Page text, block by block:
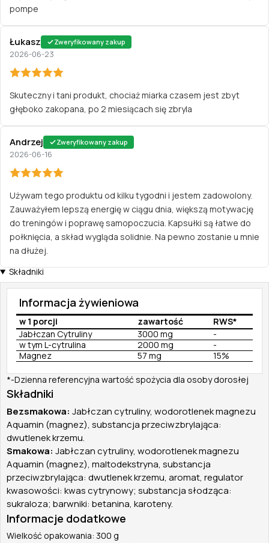
pompe
Łukasz Zweryfikowany zakup
2026-06-23
Skuteczny i tani produkt, chociaż miarka czasem jest zbyt
głęboko zakopana, po 2 miesiącach się zbryla
Andrzej Zweryfikowany zakup
2026-06-16
Używam tego produktu od kilku tygodni i jestem zadowolony.
Zauważyłem lepszą energię w ciągu dnia, większą motywację
do treningów i poprawę samopoczucia. Kapsułki są łatwe do
połknięcia, a skład wygląda solidnie. Na pewno zostanie u mnie
na dłużej.
Składniki
Informacja żywieniowa
w 1 porcji zawartość
RWS*
Jabłczan Cytruliny
3000 mg
-
w tym L-cytrulina
2000 mg
-
Magnez
57 mg 15%
*-Dzienna referencyjna wartość spożycia dla osoby dorosłej
Składniki
Bezsmakowa: Jabłczan cytruliny, wodorotlenek magnezu
Aquamin (magnez), substancja przeciwzbrylająca:
dwutlenek krzemu.
Smakowa: Jabłczan cytruliny, wodorotlenek magnezu
Aquamin (magnez), maltodekstryna, substancja
przeciwzbrylająca: dwutlenek krzemu, aromat, regulator
kwasowości: kwas cytrynowy; substancja słodząca:
sukraloza; barwniki: betanina, karoteny.
Informacje dodatkowe
Wielkość opakowania: 300 g